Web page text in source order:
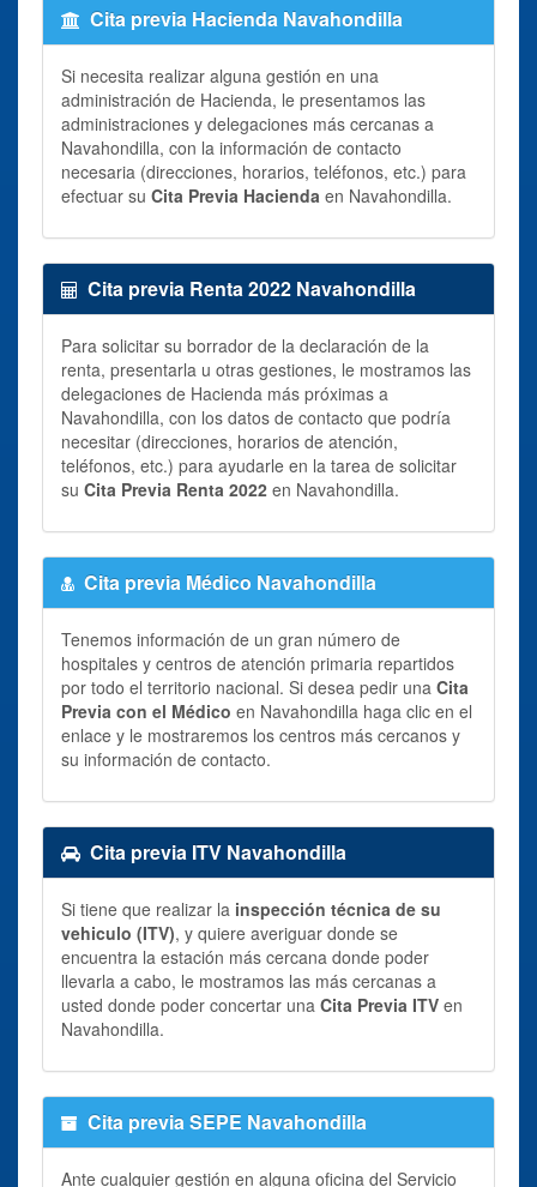
Cita previa Hacienda Navahondilla
Si necesita realizar alguna gestión en una
administración de Hacienda, le presentamos las
administraciones y delegaciones más cercanas a
Navahondilla, con la información de contacto
necesaria (direcciones, horarios, teléfonos, etc.) para
efectuar su Cita Previa Hacienda en Navahondilla.
Cita previa Renta 2022 Navahondilla
Para solicitar su borrador de la declaración de la
renta, presentarla u otras gestiones, le mostramos las
delegaciones de Hacienda más próximas a
Navahondilla, con los datos de contacto que podría
necesitar (direcciones, horarios de atención,
teléfonos, etc.) para ayudarle en la tarea de solicitar
su Cita Previa Renta 2022 en Navahondilla.
Cita previa Médico Navahondilla
Tenemos información de un gran número de
hospitales y centros de atención primaria repartidos
por todo el territorio nacional. Si desea pedir una Cita
Previa con el Médico en Navahondilla haga clic en el
enlace y le mostraremos los centros más cercanos y
su información de contacto.
Cita previa ITV Navahondilla
Si tiene que realizar la inspección técnica de su
vehiculo (ITV), y quiere averiguar donde se
encuentra la estación más cercana donde poder
llevarla a cabo, le mostramos las más cercanas a
usted donde poder concertar una Cita Previa ITV en
Navahondilla.
Cita previa SEPE Navahondilla
Ante cualquier gestión en alguna oficina del Servicio